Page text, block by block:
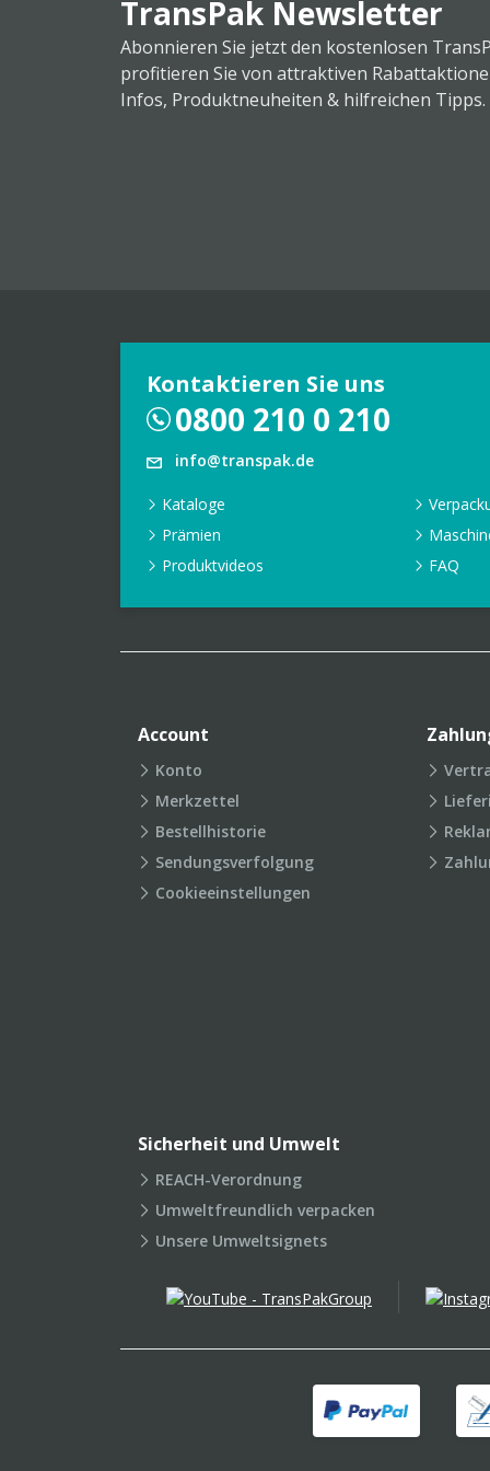
TransPak Newsletter
Abonnieren Sie jetzt den kostenlosen
profitieren Sie von attraktiven
Infos, Produktneuheiten & hilfreichen Tipps.
Kontaktieren Sie uns
0800 210 0 210
info@transpak.de
Kataloge
Prämien
Produktvideos
FAQ
Account
Konto
Merkzettel
Bestellhistorie
Sendungsverfolgung
Cookieeinstellungen
Sicherheit und Umwelt
REACH-Verordnung
Umweltfreundlich verpacken
Unsere Umweltsignets